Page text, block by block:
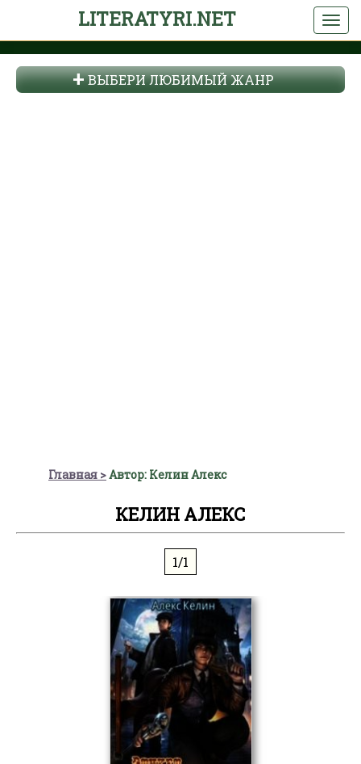
LITERATYRI.NET
ВЫБЕРИ ЛЮБИМЫЙ ЖАНР
Главная Автор: Келин Алекс
КЕЛИН АЛЕКС
1/1